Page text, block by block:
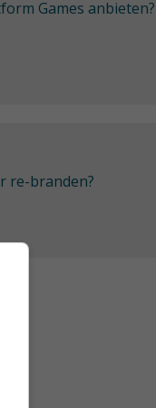
Games anbieten?
re-branden?